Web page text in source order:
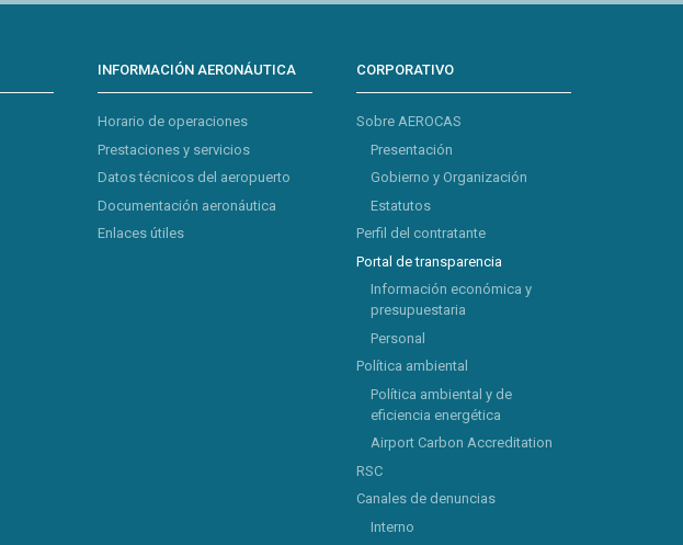
INFORMACIÓN AERONÁUTICA
Horario de operaciones
Prestaciones y servicios
Datos técnicos del aeropuerto
Documentación aeronáutica
Enlaces útiles
CORPORATIVO
Sobre AEROCAS
Presentación
Gobierno y Organización
Estatutos
Perfil del contratante
Portal de transparencia
Información económica y
presupuestaria
Personal
Política ambiental
Política ambiental y de
eficiencia energética
Airport Carbon Accreditation
RSC
Canales de denuncias
Interno